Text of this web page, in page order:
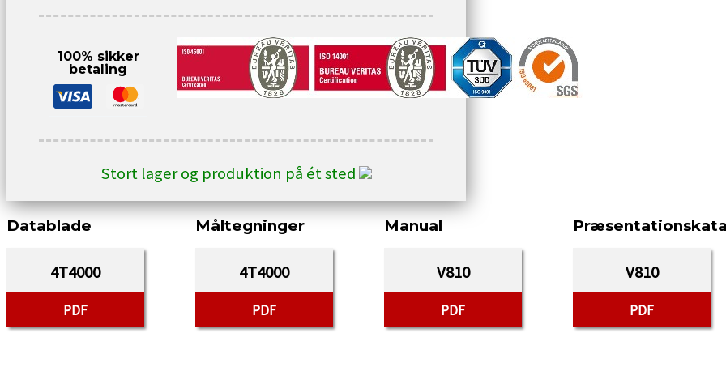
100% sikker
betaling
Stort lager og produktion på ét sted
Datablade
4T4000
PDF
Måltegninger
4T4000
PDF
Manual
V810
PDF
V810
PDF